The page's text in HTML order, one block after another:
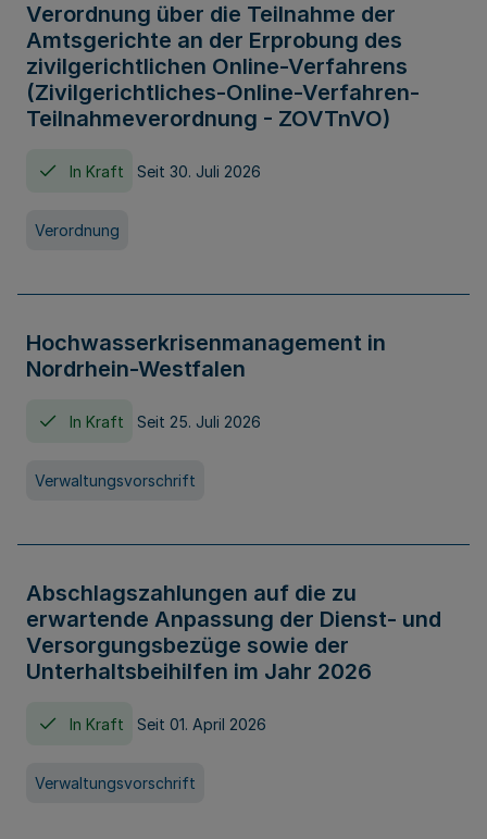
Verordnung über die Teilnahme der
Amtsgerichte an der Erprobung des
zivilgerichtlichen Online-Verfahrens
(Zivilgerichtliches-Online-Verfahren-
Teilnahmeverordnung - ZOVTnVO)
In Kraft Seit 30. Juli 2026
Verordnung
Hochwasserkrisenmanagement in
Nordrhein-Westfalen
In Kraft Seit 25. Juli 2026
Verwaltungsvorschrift
Abschlagszahlungen auf die zu
erwartende Anpassung der Dienst- und
Versorgungsbezüge sowie der
Unterhaltsbeihilfen im Jahr 2026
In Kraft Seit 01. April 2026
Verwaltungsvorschrift